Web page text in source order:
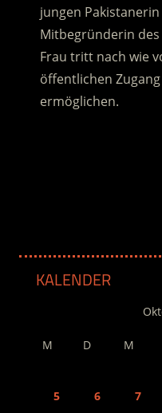
jungen
Mitbegründerin des
Frau tritt nach wie
öffentlichen
ermöglichen.
KALENDER
M D M
5
6 7